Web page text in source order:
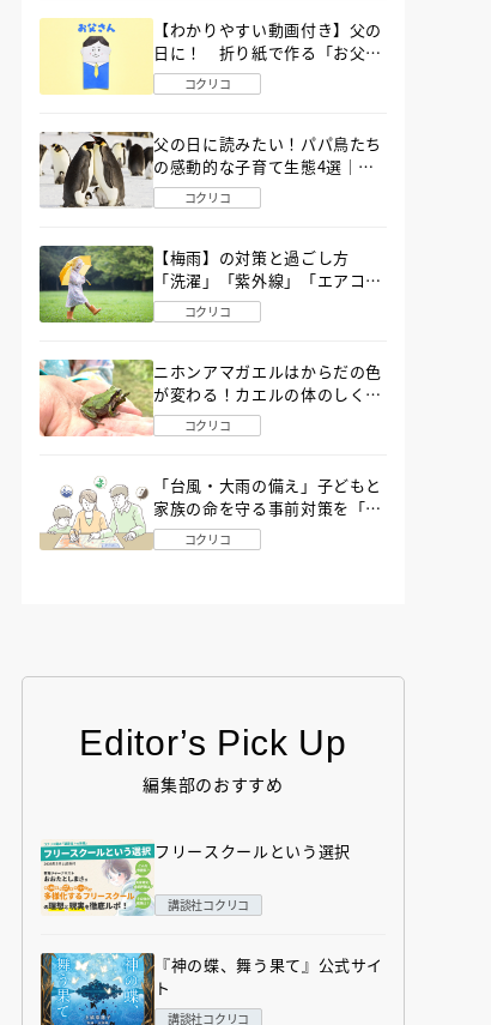
【わかりやすい動画付き】父の
日に！ 折り紙で作る「お父さ
ん」の簡単な折り方
コクリコ
父の日に読みたい！パパ鳥たち
の感動的な子育て生態4選｜図
鑑MOVE
コクリコ
【梅雨】の対策と過ごし方
「洗濯」「紫外線」「エアコ
ン」「ゲリラ豪雨」…〔気象予
報士が完全ガイド〕
コクリコ
ニホンアマガエルはからだの色
が変わる！カエルの体のしくみ
から両生類の特ちょうまで図鑑
MOVEが解説！
コクリコ
「台風・大雨の備え」子どもと
家族の命を守る事前対策を「防
災アドバイザー」が解説
コクリコ
Editor’s Pick Up
編集部のおすすめ
フリースクールという選択
講談社コクリコ
『神の蝶、舞う果て』公式サイ
ト
講談社コクリコ